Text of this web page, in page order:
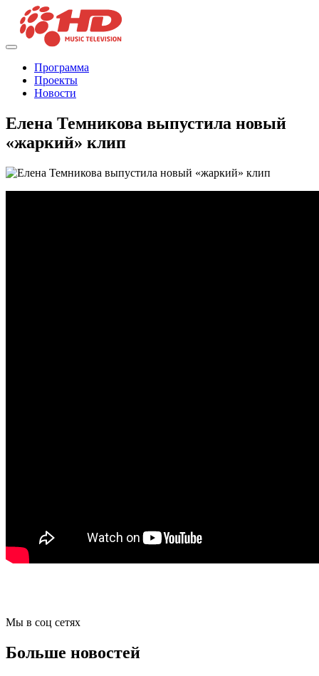
Программа
Проекты
Новости
Елена Темникова выпустила новый
«жаркий» клип
Мы в соц сетях
Больше новостей